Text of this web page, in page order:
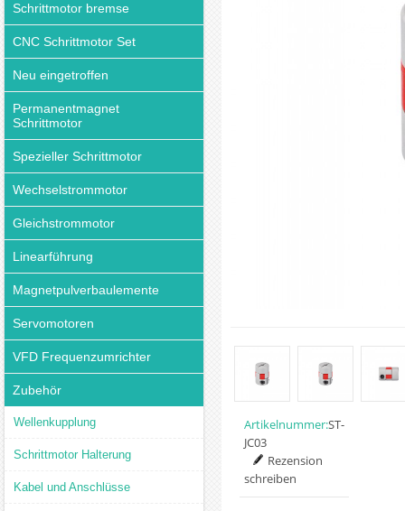
Schrittmotor bremse
CNC Schrittmotor Set
Neu eingetroffen
Permanentmagnet
Schrittmotor
Spezieller Schrittmotor
Wechselstrommotor
Gleichstrommotor
Linearführung
Magnetpulverbaulemente
Servomotoren
VFD Frequenzumrichter
Zubehör
Wellenkupplung
Schrittmotor Halterung
Kabel und Anschlüsse
Artikelnummer:ST-
JC03
Rezension
schreiben